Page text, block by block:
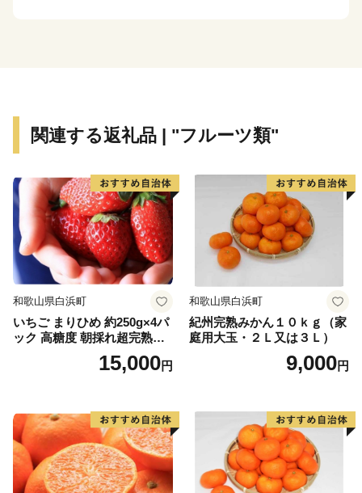
関連する返礼品 | "フルーツ類"
和歌山県白浜町
いちご まりひめ 約250g×4パ
ック 高糖度 朝採れ超完熟ま
りひめ 1月以降発送分
15,000円
和歌山県白浜町
紀州完熟みかん１０ｋｇ（家
庭用大玉・２Ｌ又は３Ｌ）
9,000円